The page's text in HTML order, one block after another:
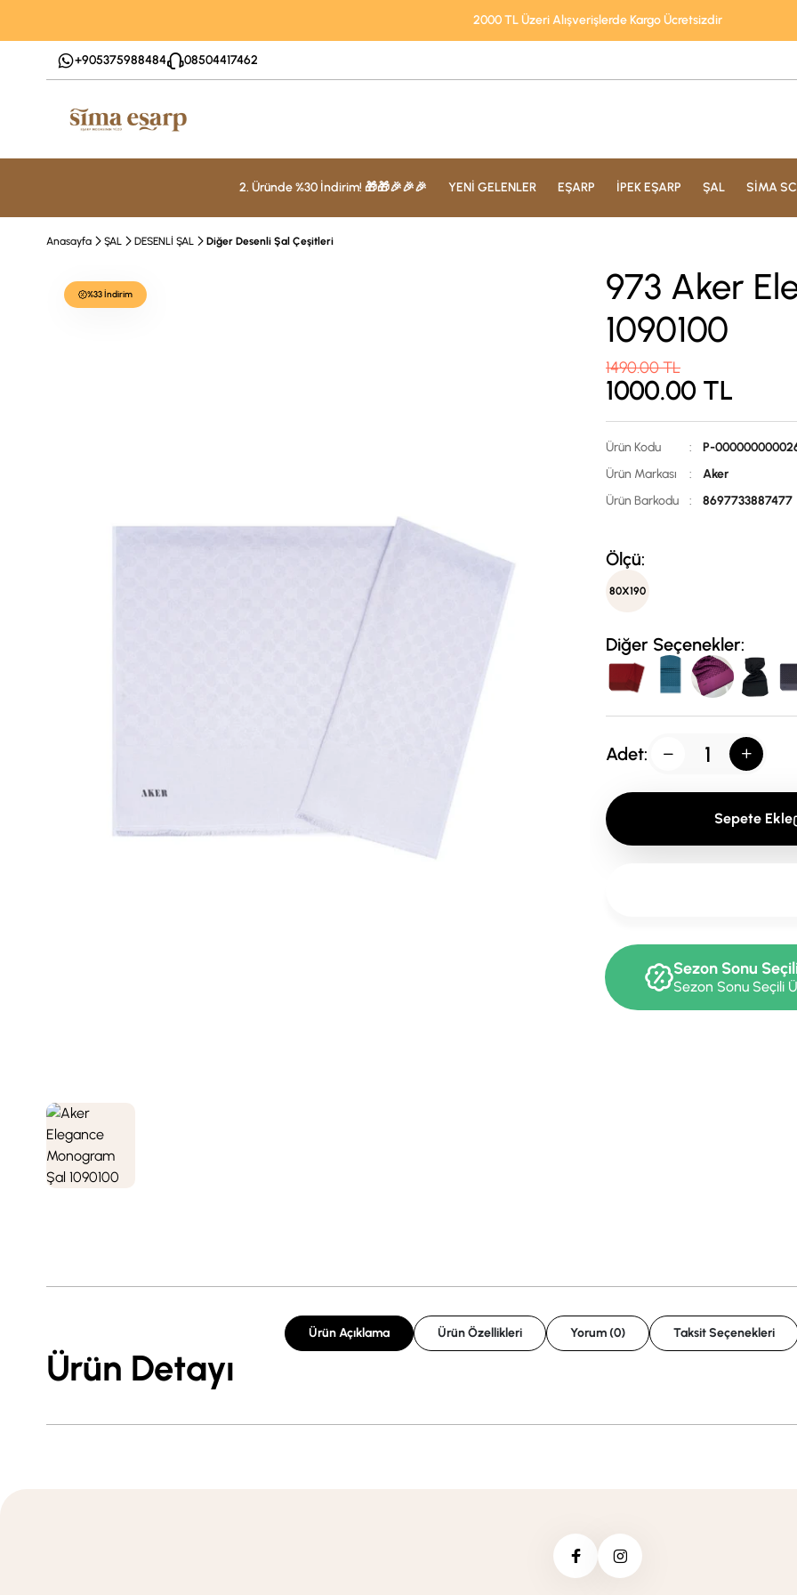
2000 TL Üzeri Alışverişlerde Kargo Ücretsizdir
+905375988484 08504417462
2. Üründe %30 İndirim! 🎁🎁🎉🎉🎉 YENİ GELENLER EŞARP İPEK EŞARP ŞAL SİMA
Anasayfa ŞAL DESENLİ ŞAL Diğer Desenli Şal Çeşitleri
%33 İndirim
973 Aker
1090100
1490.00TL
1000.00 TL
Ürün Kodu :
P-
Ürün Markası
:
Aker
Ürün Barkodu
: 8697733887477
Ölçü:
80X190
Diğer Seçenekler:
Adet:
Sepete Ekle
Sezon Sonu
Sezon Sonu Seçili
Ürün Açıklama Ürün Özellikleri Yorum (0) Taksit Seçenekleri
Ürün Detayı